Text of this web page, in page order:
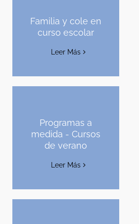
Familia y cole en
curso escolar
Leer Más
Programas a
medida - Cursos
de verano
Leer Más